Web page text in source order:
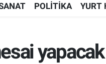
POLİTİKA YURT
yapacak